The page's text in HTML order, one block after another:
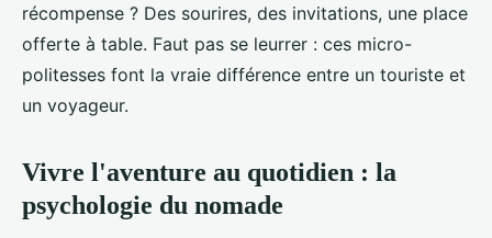
récompense ? Des sourires, des invitations, une place
offerte à table. Faut pas se leurrer : ces micro-
politesses font la vraie différence entre un touriste et
un voyageur.
Vivre l'aventure au quotidien : la
psychologie du nomade